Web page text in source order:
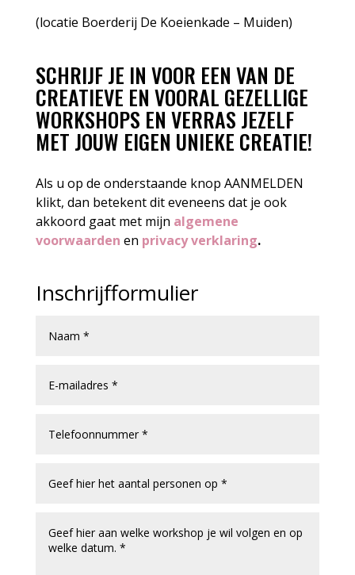
(locatie Boerderij De Koeienkade – Muiden)
SCHRIJF JE IN VOOR EEN VAN DE
CREATIEVE EN VOORAL GEZELLIGE
WORKSHOPS EN VERRAS JEZELF
MET JOUW EIGEN UNIEKE CREATIE!
Als u op de onderstaande knop AANMELDEN
klikt, dan betekent dit eveneens dat je ook
akkoord gaat met mijn algemene
voorwaarden en privacy verklaring.
Inschrijfformulier